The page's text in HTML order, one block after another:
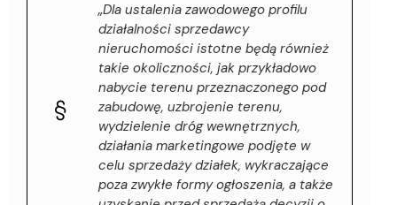
„Dla ustalenia zawodowego profilu
działalności sprzedawcy
nieruchomości istotne będą również
takie okoliczności, jak przykładowo
nabycie terenu przeznaczonego pod
zabudowę, uzbrojenie terenu,
wydzielenie dróg wewnętrznych,
działania marketingowe podjęte w
celu sprzedaży działek, wykraczające
poza zwykłe formy ogłoszenia, a także